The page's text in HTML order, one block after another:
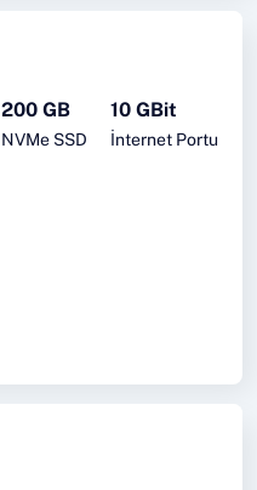
200 GB
NVMe SSD
10 GBit
İnternet Portu